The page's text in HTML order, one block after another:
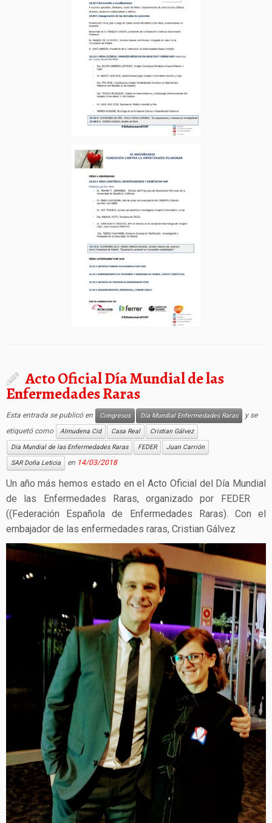
Acto Oficial Día Mundial de las
Enfermedades Raras
Esta entrada se publicó en Congresos Día Mundial Enfermedades Raras
y se
etiquetó como
Almudena Cid Casa Real
Cristian Gálvez
Día Mundial de las Enfermedades Raras
FEDER
Juan Carrión
SAR Doña Leticia
en 14/03/2018
Un año más hemos estado en el Acto Oficial del Día Mundial
de las Enfermedades Raras, organizado por FEDER
((Federación Española de Enfermedades Raras). Con el
embajador de las enfermedades raras, Cristian Gálvez